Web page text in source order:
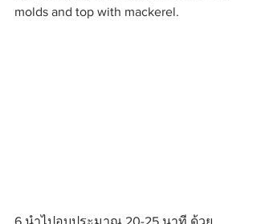
molds and top with mackerel.